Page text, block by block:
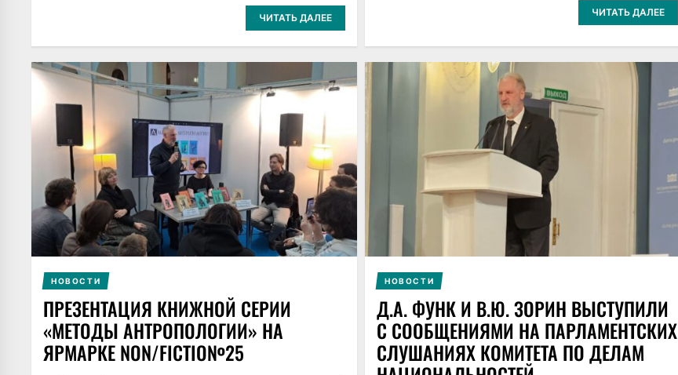
ЧИТАТЬ ДАЛЕЕ ЧИТАТЬ ДАЛЕЕ
НОВОСТИ
ПРЕЗЕНТАЦИЯ КНИЖНОЙ СЕРИИ
«МЕТОДЫ АНТРОПОЛОГИИ» НА
ЯРМАРКЕ NON/FICTIO№25
НОВОСТИ
Д.А. ФУНК И В.Ю. ЗОРИН ВЫСТУПИЛИ
С СООБЩЕНИЯМИ НА ПАРЛАМЕНТСКИХ
СЛУШАНИЯХ КОМИТЕТА ПО ДЕЛАМ